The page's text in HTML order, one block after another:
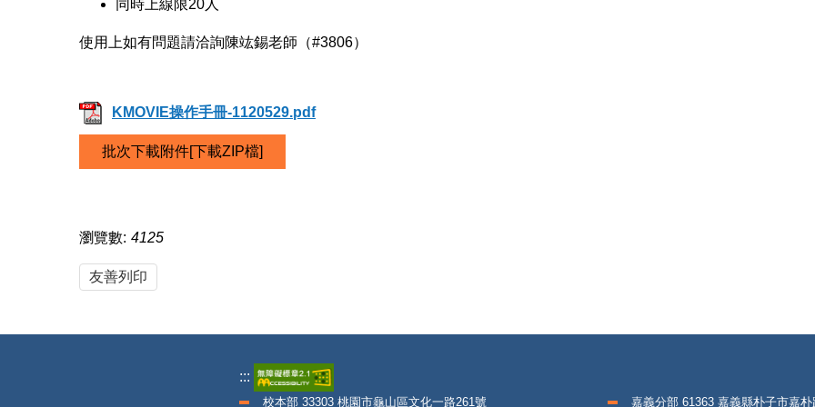
同時上線限20人
使用上如有問題請洽詢陳竑錫老師（#3806）
KMOVIE操作手冊-1120529.pdf
批次下載附件[下載ZIP檔]
瀏覽數: 4125
友善列印
:::
校本部 33303 桃園市龜山區文化一路261號 嘉義分部 61363 嘉義縣朴子市嘉